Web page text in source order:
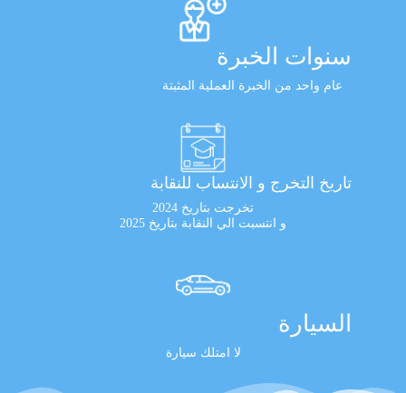
سنوات الخبرة
عام واحد من الخبرة العملية المثبتة
تاريخ التخرج و الانتساب للنقابة
تخرجت بتاريخ 2024
و انتسبت الي النقابة بتاريخ 2025
السيارة
لا امتلك سيارة